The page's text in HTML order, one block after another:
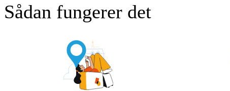
Sådan fungerer det